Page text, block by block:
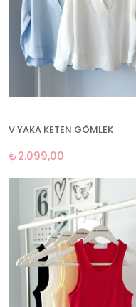
V YAKA KETEN GÖMLEK
₺2.099,00